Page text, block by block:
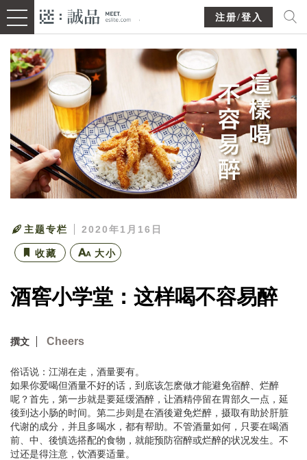
注册/登入
主题专栏 2020年1月16日
收藏 大小
酒窖小学堂：这样喝不容易醉
撰文 Cheers
俗话说：江湖在走，酒量要有。
如果你爱喝但酒量不好的话，到底该怎麽做才能避免宿醉、烂醉
呢？首先，第一步就是要延缓酒醉，让酒精停留在胃部久一点，延
後到达小肠的时间。第二步则是在酒後避免烂醉，摄取有助於肝脏
代谢的成分，并且多喝水，都有帮助。不管酒量如何，只要在喝酒
前、中、後慎选搭配的食物，就能预防宿醉或烂醉的状况发生。不
过还是得注意，饮酒要适量。